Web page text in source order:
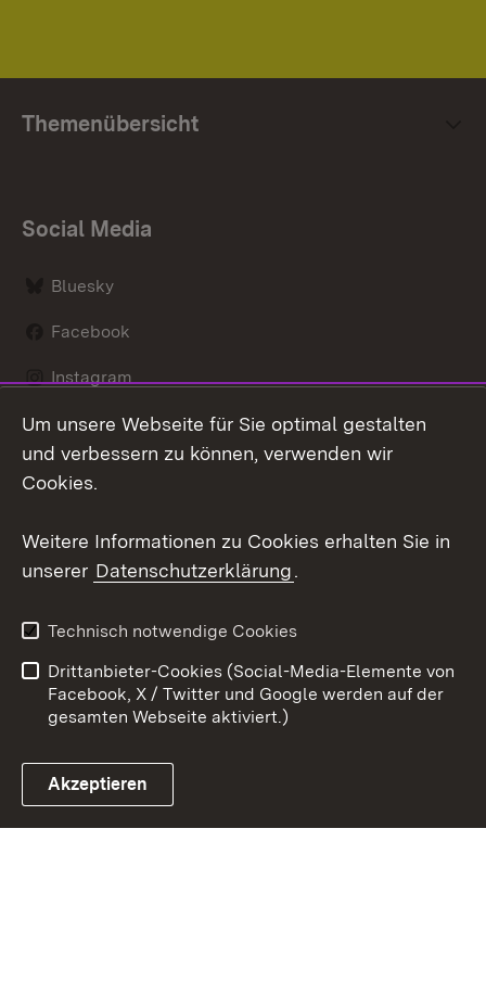
Themenübersicht
Social Media
Bluesky
Facebook
Instagram
LinkedIn
Link zum Landesportal
Datenschutz
Barrierefreiheit
Impressum
Cookies
Um unsere Webseite für Sie optimal gestalten
und verbessern zu können, verwenden wir
Cookies.
Weitere Informationen zu Cookies erhalten Sie in
unserer Datenschutzerklärung.
Technisch notwendige Cookies
Drittanbieter-Cookies (Social-Media-Elemente von
Facebook, X / Twitter und Google werden auf der
gesamten Webseite aktiviert.)
Akzeptieren